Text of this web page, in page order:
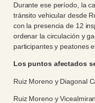
Durante ese período, la
tránsito vehicular desde
con la presencia de 12
ordenar la circulación y
participantes y peatones
Los puntos afectados
Ruiz Moreno y Diagonal
Ruiz Moreno y